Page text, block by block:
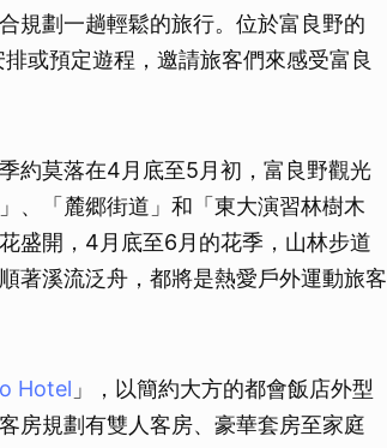
規劃一趟輕鬆的旅行。位於富良野的
或預定遊程，邀請旅客們來感受富良
約莫落在4月底至5月初，富良野觀光
、「麓郷街道」和「東大演習林樹木
盛開，4月底至6月的花季，山林步道
著溪流泛舟，都將是熱愛戶外運動旅客
Hotel 」，以簡約大方的都會飯店外型
房規劃有雙人客房、豪華套房至家庭